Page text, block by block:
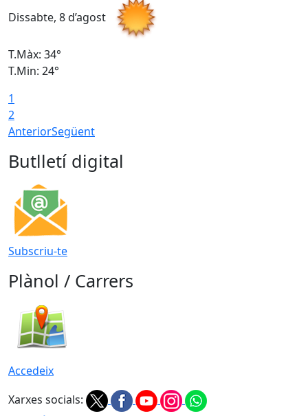
Dissabte, 8 d’agost
T.Màx: 34°
T.Min: 24°
1
2
AnteriorSegüent
Butlletí digital
Subscriu-te
Plànol / Carrers
Accedeix
Xarxes socials: